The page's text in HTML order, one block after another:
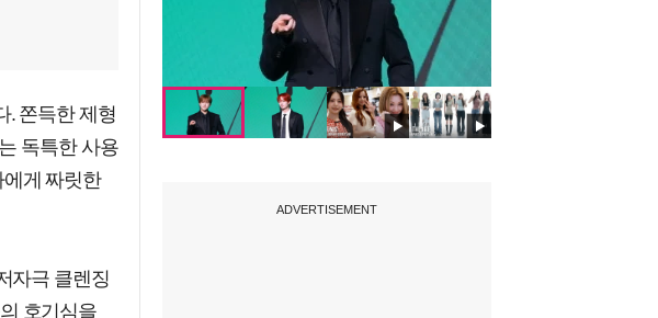
. 쫀득한 제형
독특한 사용
게 짜릿한
자극 클렌징
호기심을
ADVERTISEMENT